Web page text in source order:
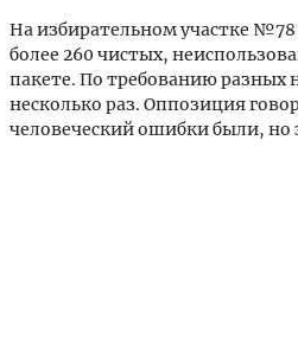
На избирательном участке
более 260 чистых,
пакете. По требованию разных
несколько раз. Оппозиция
человеческий ошибки были, но